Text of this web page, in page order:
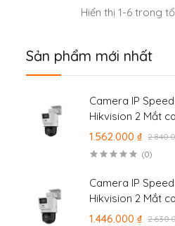
Sản phẩm mới nhất
Camera IP
Hikvision 2 Mắt
2SE2C400MWG-
1.562.000 ₫
(0)
Camera IP
Hikvision 2 Mắt
2SE2C200MWG-
1.446.000 ₫
Hiển thị 1-6 trong